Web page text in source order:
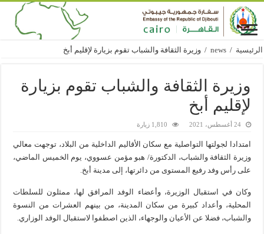
الرئيسية /
news
/ وزيرة الثقافة والشباب تقوم بزيارة لإقليم أبخ
وزيرة الثقافة والشباب تقوم بزيارة
لإقليم أبخ
24 أغسطس، 2021 1,810 زيارة
امتدادا لجولتها التواصلية مع سكان الأقاليم الداخلية من البلاد، توجهت معالي
وزيرة الثقافة والشباب، الدكتورة/ هبو مؤمن عسووي، يوم الخميس الماضي،
على رأس وفد رفيع المستوى من دائرتها، إلى مدينة أبخ.
وكان في استقبال الوزيرة، وأعضاء الوفد المرافق لها، ممثلون للسلطات
المحلية، وأعداد كبيرة من سكان المدينة، من بينهم العشرات من النسوة
والشباب، فضلا عن الأعيان والوجهاء، الذين اصطفوا لاستقبال الوفد الوزاري.